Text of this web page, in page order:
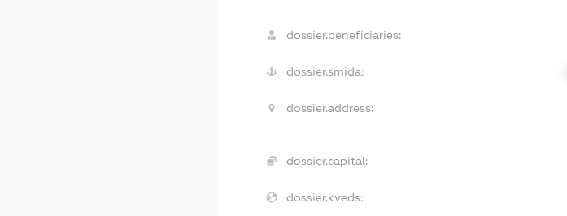
dossier.beneficiaries:
dossier.smida:
dossier.address:
dossier.capital:
dossier.kveds: